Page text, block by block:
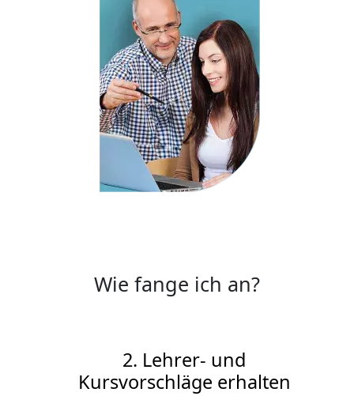
Wie fange ich an?
2. Lehrer- und
Kursvorschläge erhalten